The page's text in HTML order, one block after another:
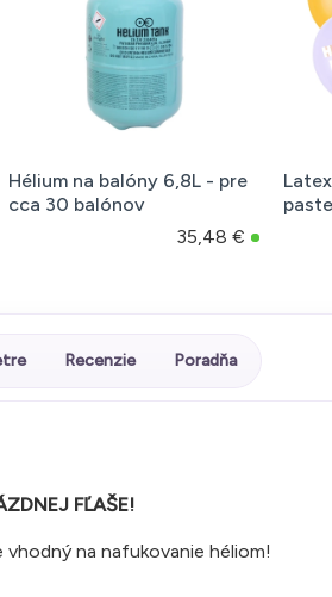
Hélium na balóny 6,8L - pre
cca 30 balónov
35,48 €
Recenzie Poradňa
FĽAŠE!
na nafukovanie héliom!